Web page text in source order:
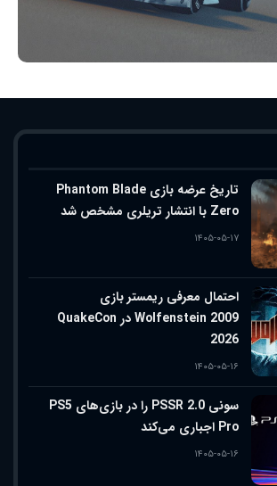
تاریخ عرضه بازی Phantom Blade
Zero با انتشار تریلری مشخص شد
۱۴۰۵-۰۵-۱۷
احتمال معرفی ریمستر بازی
Wolfenstein 2009 در QuakeCon
2026
۱۴۰۵-۰۵-۱۶
سونی PSSR 2.0 را در بازی‌های PS5
Pro اجباری می‌کند
۱۴۰۵-۰۵-۱۶